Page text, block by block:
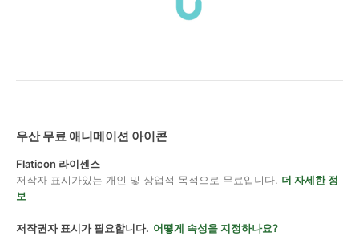
우산 무료 애니메이션 아이콘
Flaticon 라이센스
저작자 표시가있는 개인 및 상업적 목적으로 무료입니다. 더 자세한 정
보
저작권자 표시가 필요합니다. 어떻게 속성을 지정하나요?